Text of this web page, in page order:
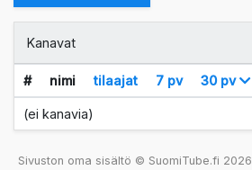
Kanavat
# nimi tilaajat 7 pv 30 pv
(ei kanavia)
Sivuston oma sisältö © SuomiTube.fi 2026